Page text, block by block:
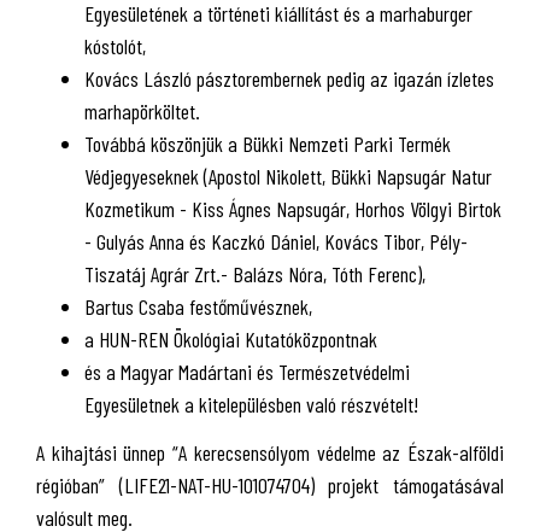
Egyesületének a történeti kiállítást és a marhaburger
kóstolót,
Kovács László pásztorembernek pedig az igazán ízletes
marhapörköltet.
Továbbá köszönjük a Bükki Nemzeti Parki Termék
Védjegyeseknek (Apostol Nikolett, Bükki Napsugár Natur
Kozmetikum - Kiss Ágnes Napsugár, Horhos Völgyi Birtok
- Gulyás Anna és Kaczkó Dániel, Kovács Tibor, Pély-
Tiszatáj Agrár Zrt.- Balázs Nóra, Tóth Ferenc),
Bartus Csaba festőművésznek,
a HUN-REN Ökológiai Kutatóközpontnak
és a Magyar Madártani és Természetvédelmi
Egyesületnek a kitelepülésben való részvételt!
A kihajtási ünnep “A kerecsensólyom védelme az Észak-alföldi
régióban” (LIFE21-NAT-HU-101074704) projekt támogatásával
valósult meg.